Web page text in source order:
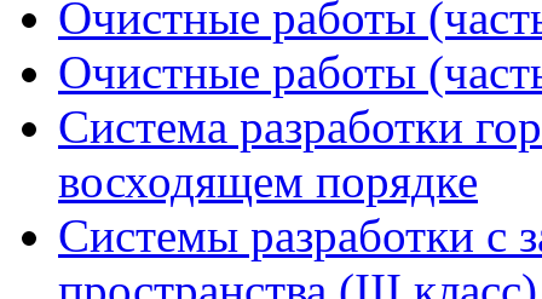
Очистные работы
Очистные работы
Система разработки
восходящем порядке
Системы разработки с